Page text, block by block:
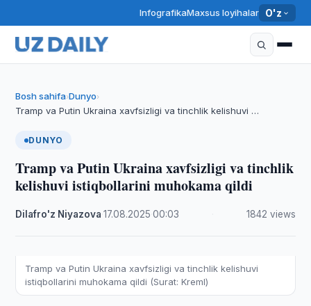
InfografikaMaxsus loyihalar O'z
Bosh sahifa›Dunyo›
Tramp va Putin Ukraina xavfsizligi va tinchlik kelishuvi …
DUNYO
Tramp va Putin Ukraina xavfsizligi va tinchlik
kelishuvi istiqbollarini muhokama qildi
Dilafro'z Niyazova ·17.08.2025 ·00:03 1842 views
Tramp va Putin Ukraina xavfsizligi va tinchlik kelishuvi
istiqbollarini muhokama qildi (Surat: Kreml)